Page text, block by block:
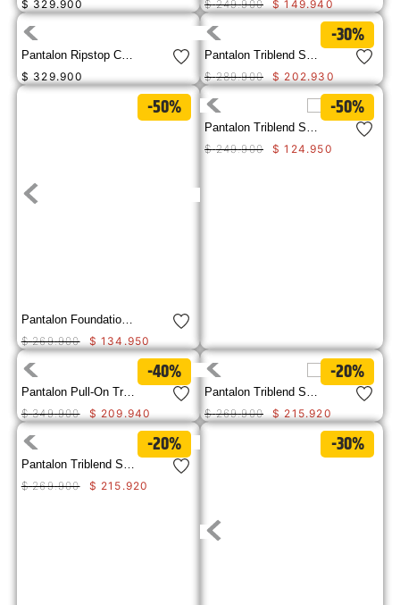
$ 329.900
$ 249.900 $ 149.940
Pantalon Ripstop Cargo Pant Para Hombre
$ 329.900
-30%
$ 289.900 $ 202.930
-50%
Pantalon Foundation Sweatpant-Electric Blue Para Hombre
$ 269.900 $ 134 .950
-50%
$ 249.900 $ 124 .950
-40%
Pantalon Pull-On Track Pant Hombre
$ 349.900 $ 209 .940
-20%
$ 269.900 $ 215.920
-20%
$ 269.900 $ 215 .920
-30%
10. tenis mujer